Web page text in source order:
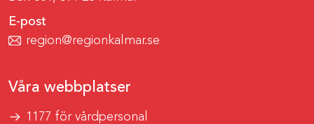
E-post
region@regionkalmar.se
Våra webbplatser
1177 för vårdpersonal